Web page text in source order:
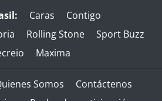
Caras
Contigo
Rolling Stone
Sport Buzz
Maxima
Somos
Contáctenos